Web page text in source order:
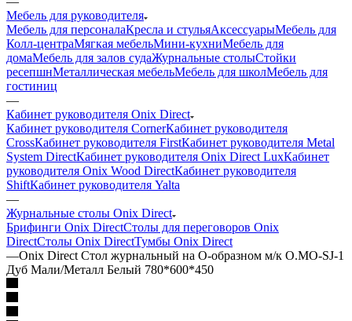
Мебель для руководителя
Мебель для персоналаКресла и стульяАксессуарыМебель для
Колл-центраМягкая мебельМини-кухниМебель для
домаМебель для залов судаЖурнальные столыСтойки
ресепшнМеталлическая мебельМебель для школМебель для
гостиниц
—
Кабинет руководителя Onix Direct
Кабинет руководителя CornerКабинет руководителя
CrossКабинет руководителя FirstКабинет руководителя Metal
System DirectКабинет руководителя Onix Direct LuxКабинет
руководителя Onix Wood DirectКабинет руководителя
ShiftКабинет руководителя Yalta
—
Журнальные столы Onix Direct
Брифинги Onix DirectСтолы для переговоров Onix
DirectСтолы Onix DirectТумбы Onix Direct
—Onix Direct Стол журнальный на О-образном м/к O.MO-SJ-1
Дуб Мали/Металл Белый 780*600*450